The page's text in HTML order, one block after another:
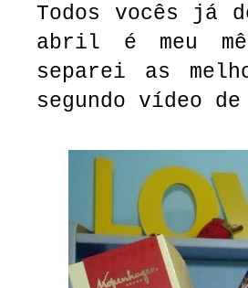
Todos vocês já
abril é meu
separei as
segundo vídeo